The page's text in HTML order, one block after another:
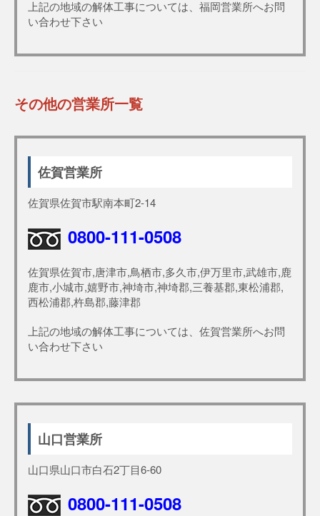
上記の地域の解体工事については、福岡営業所へお問
い合わせ下さい
その他の営業所一覧
佐賀営業所
佐賀県佐賀市駅南本町2-14
0800-111-0508
佐賀県佐賀市,唐津市,鳥栖市,多久市,伊万里市,武雄市,鹿
鹿市,小城市,嬉野市,神埼市,神埼郡,三養基郡,東松浦郡,
西松浦郡,杵島郡,藤津郡
上記の地域の解体工事については、佐賀営業所へお問
い合わせ下さい
山口営業所
山口県山口市白石2丁目6-60
0800-111-0508